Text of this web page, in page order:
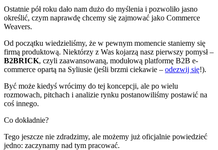
Ostatnie pół roku dało nam dużo do myślenia i pozwoliło jasno
określić, czym naprawdę chcemy się zajmować jako Commerce
Weavers.
Od początku wiedzieliśmy, że w pewnym momencie staniemy się
firmą produktową. Niektórzy z Was kojarzą nasz pierwszy pomysł –
B2BRICK, czyli zaawansowaną, modułową platformę B2B e-
commerce opartą na Syliusie (jeśli brzmi ciekawie – odezwij się!).
Być może kiedyś wrócimy do tej koncepcji, ale po wielu
rozmowach, pitchach i analizie rynku postanowiliśmy postawić na
coś innego.
Co dokładnie?
Tego jeszcze nie zdradzimy, ale możemy już oficjalnie powiedzieć
jedno: zaczynamy nad tym pracować.